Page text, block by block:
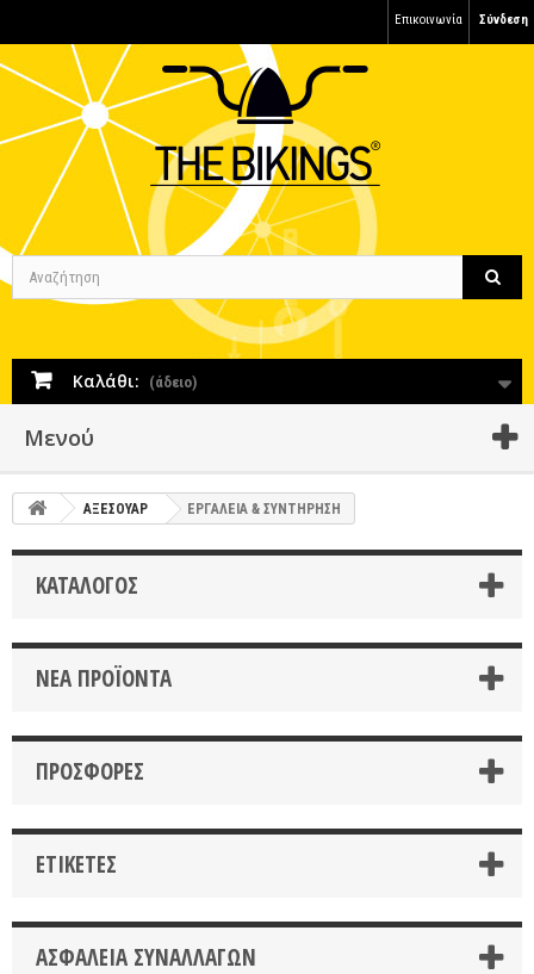
Σύνδεση
Επικοινωνία
Καλάθι: (άδειο)
Μενού
ΑΞΕΣΟΥΑΡ ΕΡΓΑΛΕΙΑ & ΣΥΝΤΗΡΗΣΗ
ΚΑΤΆΛΟΓΟΣ
ΝΈΑ ΠΡΟΪΌΝΤΑ
ΠΡΟΣΦΟΡΈΣ
ΕΤΙΚΈΤΕΣ
ΑΣΦΆΛΕΙΑ ΣΥΝΑΛΛΑΓΏΝ